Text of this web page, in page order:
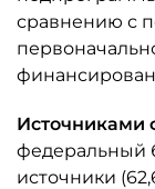
сравнению с
Источниками
федеральный
источники